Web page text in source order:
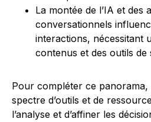
La montée de l’IA et des
conversationnels
interactions, nécessitant
contenus et des outils de
Pour compléter ce panorama,
spectre d’outils et de
l’analyse et d’affiner les